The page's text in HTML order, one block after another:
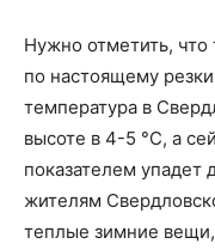
Нужно отметить, что
по настоящему
температура в
высоте в 4-5 °C, а
показателем упадет
жителям
теплые зимние